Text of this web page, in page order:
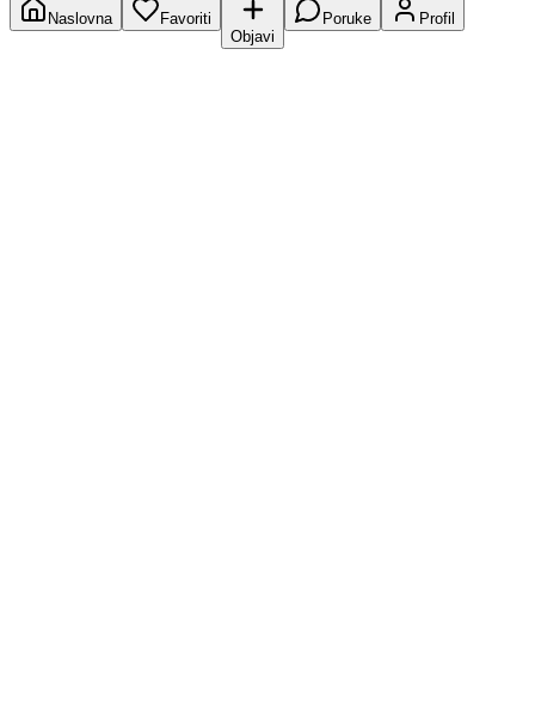
Naslovna
Favoriti
Objavi
Poruke Profil